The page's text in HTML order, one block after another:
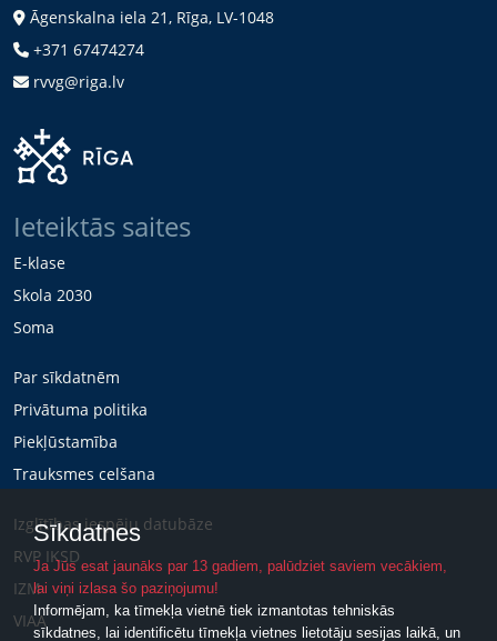
Āgenskalna iela 21, Rīga, LV-1048
+371 67474274
rvvg@riga.lv
Ieteiktās saites
E-klase
Skola 2030
Soma
Par sīkdatnēm
Privātuma politika
Piekļūstamība
Trauksmes celšana
Izglītības iespēju datubāze
RVP IKSD
IZM
VIAA
Sīkdatnes
Ja Jūs esat jaunāks par 13 gadiem, palūdziet saviem vecākiem,
lai viņi izlasa šo paziņojumu!
Informējam, ka tīmekļa vietnē tiek izmantotas tehniskās
sīkdatnes, lai identificētu tīmekļa vietnes lietotāju sesijas laikā, un